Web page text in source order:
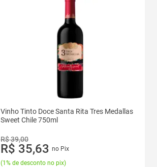
Vinho Tinto Doce Santa Rita Tres Medallas
Sweet Chile 750ml
R$ 39,00
R$ 35,63 no Pix
(1% de desconto no pix)